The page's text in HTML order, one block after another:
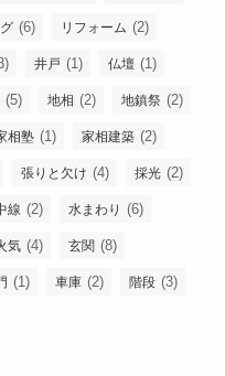
(6) リフォーム (2)
井戸 (1) 仏壇 (1)
(5) 地相 (2) 地鎮祭 (2)
相塾 (1) 家相建築 (2)
張りと欠け (4) 採光 (2)
線 (2) 水まわり (6)
気 (4) 玄関 (8)
(1) 車庫 (2) 階段 (3)